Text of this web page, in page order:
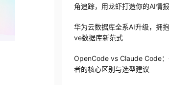
角追踪，用龙虾打造你的AI情
华为云数据库全系AI升级，拥
ve数据库新范式
OpenCode vs Claude Code
者的核心区别与选型建议